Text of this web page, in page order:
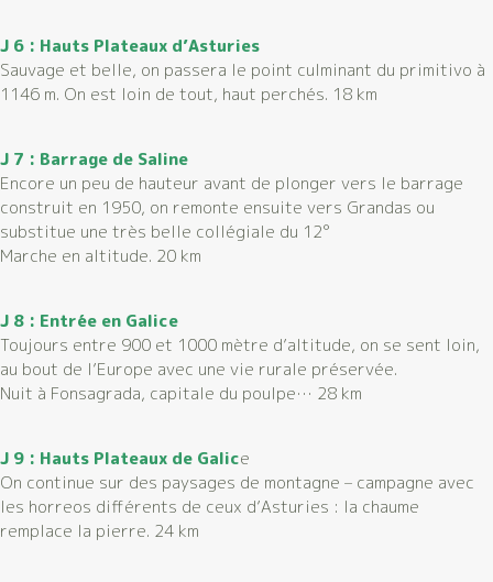
J 6 : Hauts Plateaux d’Asturies
Sauvage et belle, on passera le point culminant du primitivo à
1146 m. On est loin de tout, haut perchés. 18 km
J 7 : Barrage de Saline
Encore un peu de hauteur avant de plonger vers le barrage
construit en 1950, on remonte ensuite vers Grandas ou
substitue une très belle collégiale du 12°
Marche en altitude. 20 km
J 8 : Entrée en Galice
Toujours entre 900 et 1000 mètre d’altitude, on se sent loin,
au bout de l’Europe avec une vie rurale préservée.
Nuit à Fonsagrada, capitale du poulpe… 28 km
J 9 : Hauts Plateaux de Galice
On continue sur des paysages de montagne – campagne avec
les horreos différents de ceux d’Asturies : la chaume
remplace la pierre. 24 km